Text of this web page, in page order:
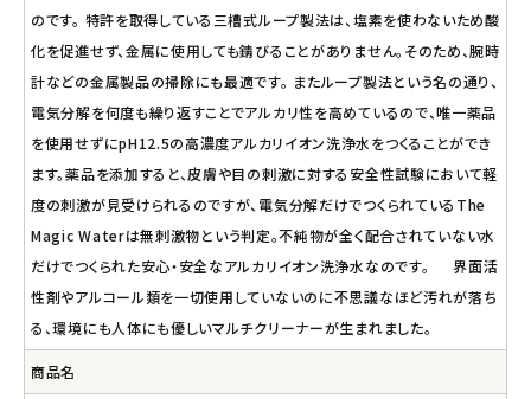
meeting_room ログイン person 会員登録
のです。 特許を取得している三槽式ループ製法は、塩素を使わないため酸
化を促進せず、金属に使用しても錆びることがありません。そのため、腕時
計などの金属製品の掃除にも最適です。 またループ製法という名の通り、
電気分解を何度も繰り返すことでアルカリ性を高めているので、唯一薬品
を使用せずにpH12.5の高濃度アルカリイオン洗浄水をつくることができ
ます。薬品を添加すると、皮膚や目の刺激に対する安全性試験において軽
度の刺激が見受けられるのですが、電気分解だけでつくられているThe
Magic Waterは無刺激物という判定。不純物が全く配合されていない水
だけでつくられた安心・安全なアルカリイオン洗浄水なのです。 界面活
性剤やアルコール類を一切使用していないのに不思議なほど汚れが落ち
る、環境にも人体にも優しいマルチクリーナーが生まれました。
商品名